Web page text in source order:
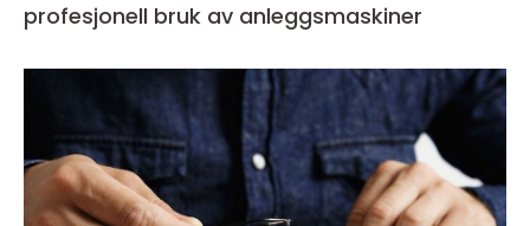
profesjonell bruk av anleggsmaskiner